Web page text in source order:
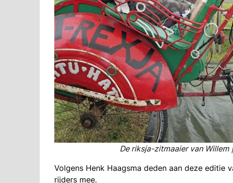
De riksja-zitmaaier van
Volgens Henk Haagsma deden aan deze editie
rijders mee.